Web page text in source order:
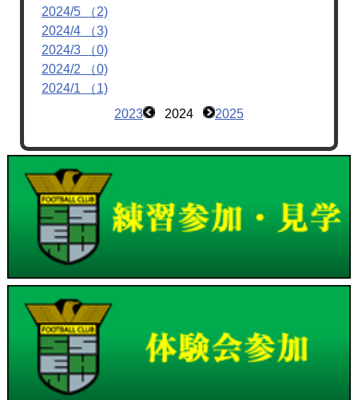
2024/5 （2)
2024/4 （3)
2024/3 （0)
2024/2 （0)
2024/1 （1)
2023
2024 2025